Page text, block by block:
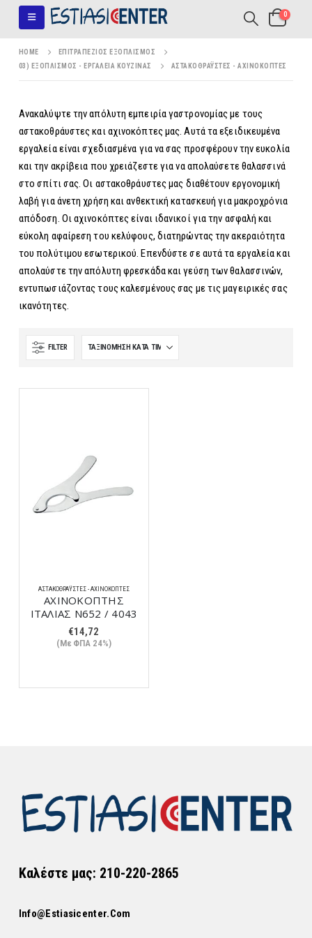
0
HOME
ΕΠΙΤΡΑΠΈΖΙΟΣ ΕΞΟΠΛΙΣΜΌΣ
03) ΕΞΟΠΛΙΣΜΌΣ - ΕΡΓΑΛΕΊΑ ΚΟΥΖΊΝΑΣ
ΑΣΤΑΚΟΘΡΆΥΣΤΕΣ - ΑΧΙΝΟΚΌΠΤΕΣ
Ανακαλύψτε την απόλυτη εμπειρία γαστρονομίας με τους
αστακοθράυστες και αχινοκόπτες μας. Αυτά τα εξειδικευμένα
εργαλεία είναι σχεδιασμένα για να σας προσφέρουν την ευκολία
και την ακρίβεια που χρειάζεστε για να απολαύσετε θαλασσινά
στο σπίτι σας. Οι αστακοθράυστες μας διαθέτουν εργονομική
λαβή για άνετη χρήση και ανθεκτική κατασκευή για μακροχρόνια
απόδοση. Οι αχινοκόπτες είναι ιδανικοί για την ασφαλή και
εύκολη αφαίρεση του κελύφους, διατηρώντας την ακεραιότητα
του πολύτιμου εσωτερικού. Επενδύστε σε αυτά τα εργαλεία και
απολαύστε την απόλυτη φρεσκάδα και γεύση των θαλασσινών,
εντυπωσιάζοντας τους καλεσμένους σας με τις μαγειρικές σας
ικανότητες.
FILTER
ΑΣΤΑΚΟΘΡΆΥΣΤΕΣ - ΑΧΙΝΟΚΌΠΤΕΣ
ΑΧΙΝΟΚΟΠΤΗΣ
ΙΤΑΛΙΑΣ Ν652 / 4043
€14,72
(Με ΦΠΑ 24%)
Καλέστε μας: 210-220-2865
Info@estiasicenter.com